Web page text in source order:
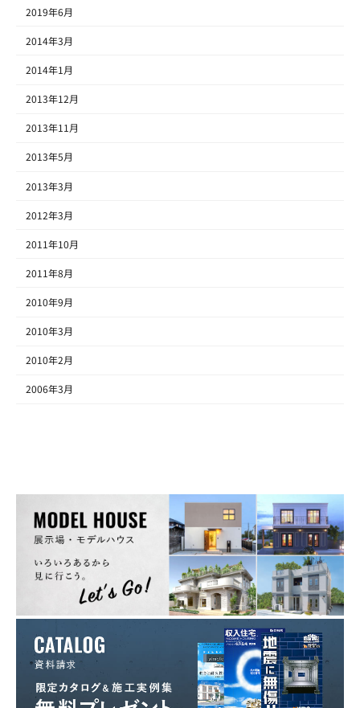
2019年6月
2014年3月
2014年1月
2013年12月
2013年11月
2013年5月
2013年3月
2012年3月
2011年10月
2011年8月
2010年9月
2010年3月
2010年2月
2006年3月